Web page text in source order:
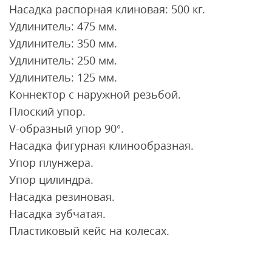
Насадка распорная клиновая: 500 кг.
Удлинитель: 475 мм.
Удлинитель: 350 мм.
Удлинитель: 250 мм.
Удлинитель: 125 мм.
Коннектор с наружной резьбой.
Плоский упор.
V-образный упор 90°.
Насадка фигурная клинообразная.
Упор плунжера.
Упор цилиндра.
Насадка резиновая.
Насадка зубчатая.
Пластиковый кейс на колесах.